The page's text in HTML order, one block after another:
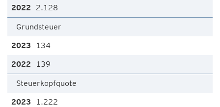
2.128
Grundsteuer
134
139
Steuerkopfquote
1.222